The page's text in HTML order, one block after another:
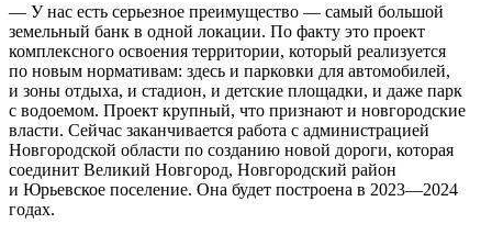
— У нас есть серьезное преимущество — самый большой
земельный банк в одной локации. По факту это проект
комплексного освоения территории, который реализуется
по новым нормативам: здесь и парковки для автомобилей,
и зоны отдыха, и стадион, и детские площадки, и даже парк
с водоемом. Проект крупный, что признают и новгородские
власти. Сейчас заканчивается работа с администрацией
Новгородской области по созданию новой дороги, которая
соединит Великий Новгород, Новгородский район
и Юрьевское поселение. Она будет построена в 2023—2024
годах.